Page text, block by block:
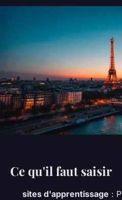
Ce qu'il faut saisir
sites d'apprentissage :